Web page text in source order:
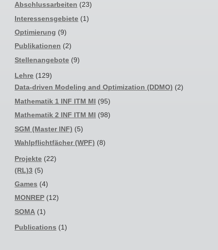
Abschlussarbeiten (23)
Interessensgebiete (1)
Optimierung (9)
Publikationen (2)
Stellenangebote (9)
Lehre (129)
Data-driven Modeling and Optimization (DDMO) (2)
Mathematik 1 INF ITM MI (95)
Mathematik 2 INF ITM MI (98)
SGM (Master INF) (5)
Wahlpflichtfächer (WPF) (8)
Projekte (22)
(RL)3 (5)
Games (4)
MONREP (12)
SOMA (1)
Publications (1)